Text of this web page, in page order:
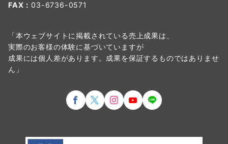
FAX： 03-6736-0571
「本ウェブサイトに掲載されている売上成果は、
実際のお客様の体験に基づいていますが
成果には個人差があります。成果を保証するものではありませ
ん」